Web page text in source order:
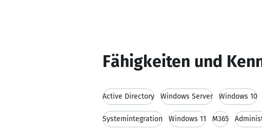
Fähigkeiten und
Active Directory Windows Server Windows 10
Systemintegration Windows 11 M365